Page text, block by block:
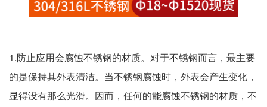
1.防止应用会腐蚀不锈钢的材质。对于不锈钢而言，最主要
的是保持其外表清洁。当不锈钢腐蚀时，外表会产生变化，
显得没有那么光滑。因而，任何的能腐蚀不锈钢的材质，不